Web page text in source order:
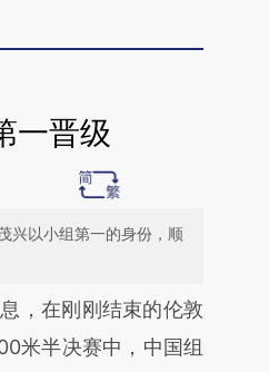
一晋级
兴以小组第一的身份，顺
段话：本文由第三方
新文章
在刚刚结束的伦敦
米半决赛中，中国组